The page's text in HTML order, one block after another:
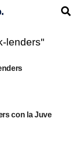
lenders"
con la Juve